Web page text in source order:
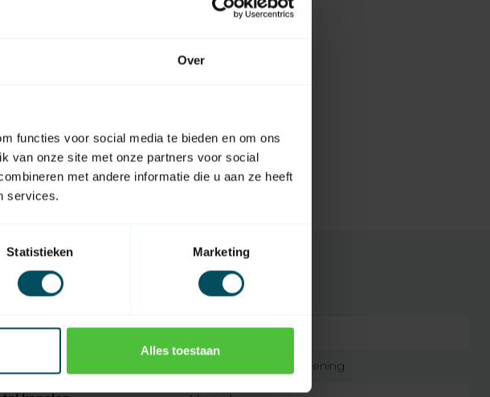
Over
functies voor social media te bieden en om ons
van onze site met onze partners voor social
met andere informatie die u aan ze heeft
services.
Statistieken Marketing
Alles toestaan
Code 7432257885889
originele afstandsbediening